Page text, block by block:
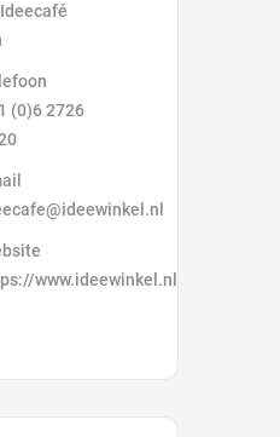
(0)6 2726
www.ideewinkel.nl/ideecafe/